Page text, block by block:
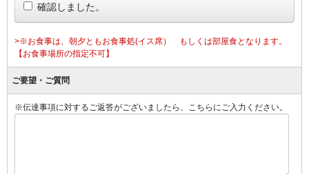
確認しました。
>※お食事は、朝夕ともお食事処(イス席） もしくは部屋食となります。
【お食事場所の指定不可】
ご要望・ご質問
※伝達事項に対するご返答がございましたら、こちらにご入力ください。